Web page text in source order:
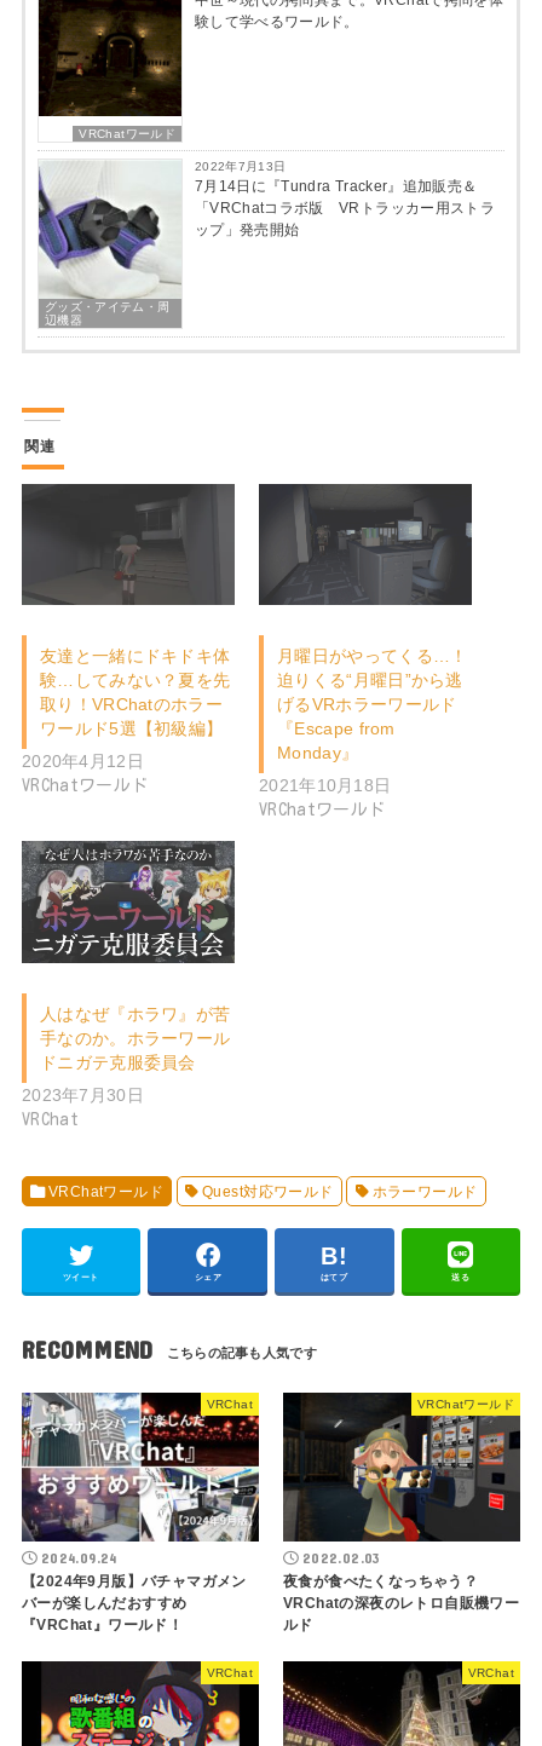
VRChatワールド
験して学べるワールド。
グッズ・アイテム・周
辺機器
2022年7月13日
7月14日に『Tundra Tracker』追加販売＆
「VRChatコラボ版 VRトラッカー用ストラ
ップ」発売開始
関連
友達と一緒にドキドキ体
験…してみない？夏を先
取り！VRChatのホラー
ワールド5選【初級編】
2020年4月12日
VRChatワールド
月曜日がやってくる…！
迫りくる“月曜日”から逃
げるVRホラーワールド
『Escape from
Monday』
2021年10月18日
VRChatワールド
人はなぜ『ホラワ』が苦
手なのか。ホラーワール
ドニガテ克服委員会
2023年7月30日
VRChat
VRChatワールド Quest対応ワールド ホラーワールド
ツイート シェア はてブ 送る
RECOMMEND
VRChat
2024.09.24
【2024年9月版】バチャマガメン
バーが楽しんだおすすめ
『VRChat』ワールド！
VRChatワールド
2022.02.03
夜食が食べたくなっちゃう？
VRChatの深夜のレトロ自販機ワー
ルド
VRChat VRChat